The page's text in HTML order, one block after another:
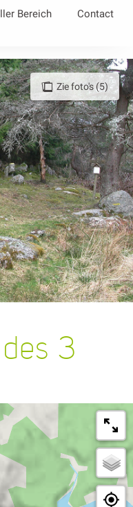
Bereich Contact
Zie foto's (5)
3